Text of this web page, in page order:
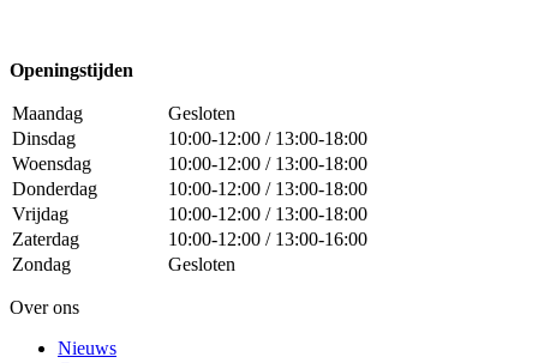
Openingstijden
Maandag
Gesloten
Dinsdag
10:00-12:00 / 13:00-18:00
Woensdag
10:00-12:00 / 13:00-18:00
Donderdag
10:00-12:00 / 13:00-18:00
Vrijdag
10:00-12:00 / 13:00-18:00
Zaterdag
10:00-12:00 / 13:00-16:00
Zondag
Gesloten
Over ons
Nieuws